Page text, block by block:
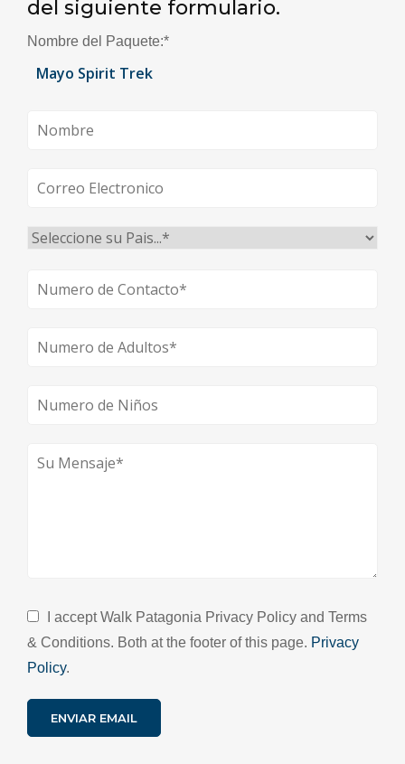
del siguiente formulario.
Nombre del Paquete:*
I accept Walk Patagonia Privacy Policy and Terms
& Conditions. Both at the footer of this page. Privacy
Policy.